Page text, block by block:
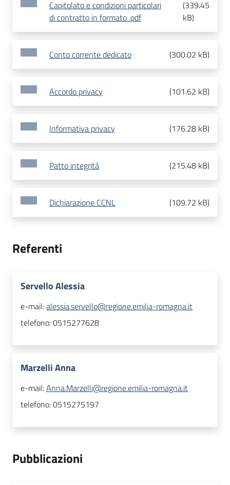
Capitolato e condizioni particolari
di contratto in formato .pdf
(339.45
kB)
Conto corrente dedicato (300.02 kB)
Accordo privacy (101.62 kB)
Informativa privacy (176.28 kB)
Patto integrità (215.48 kB)
Dichiarazione CCNL (109.72 kB)
Referenti
Servello Alessia
e-mail:alessia.servello@regione.emilia-romagna.it
telefono:0515277628
Marzelli Anna
e-mail:Anna.Marzelli@regione.emilia-romagna.it
telefono:0515275197
Pubblicazioni